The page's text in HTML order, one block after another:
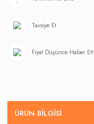
Tavsiye Et
Fiyat Düşünce Haber Et!
ÜRÜN BILGISI